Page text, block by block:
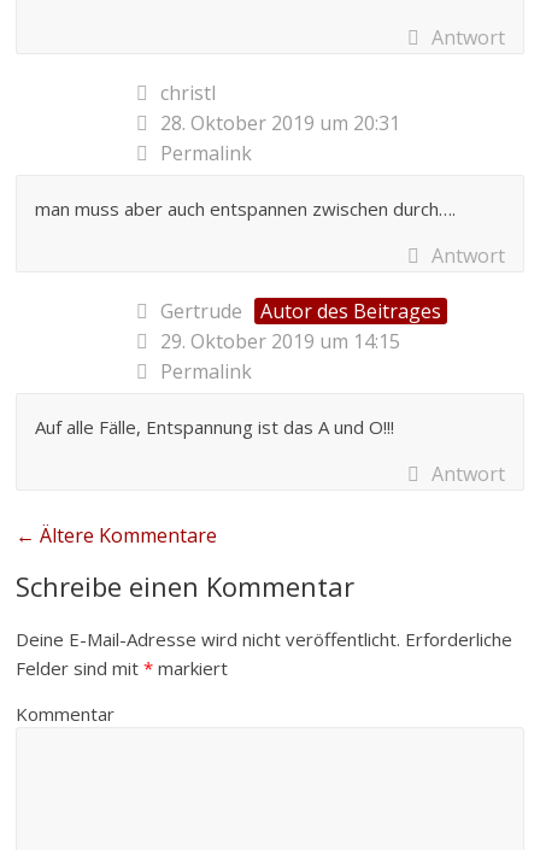
Antwort
christl
28. Oktober 2019 um 20:31
Permalink
man muss aber auch entspannen zwischen durch….
Antwort
Gertrude
Autor des Beitrages
29. Oktober 2019 um 14:15
Permalink
Auf alle Fälle, Entspannung ist das A und O!!!
Antwort
← Ältere Kommentare
Schreibe einen Kommentar
Deine E-Mail-Adresse wird nicht veröffentlicht. Erforderliche
Felder sind mit* markiert
Kommentar